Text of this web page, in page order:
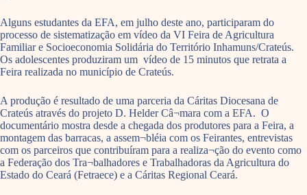
Alguns estudantes da EFA, em julho deste ano, participaram do
processo de sistematização em vídeo da VI Feira de Agricultura
Familiar e Socioeconomia Solidária do Território Inhamuns/Crateús.
Os adolescentes produziram um vídeo de 15 minutos que retrata a
Feira realizada no município de Crateús.
A produção é resultado de uma parceria da Cáritas Diocesana de
Crateús através do projeto D. Helder Câ¬mara com a EFA. O
documentário mostra desde a chegada dos produtores para a Feira, a
montagem das barracas, a assem¬bléia com os Feirantes, entrevistas
com os parceiros que contribuíram para a realiza¬ção do evento como
a Federação dos Tra¬balhadores e Trabalhadoras da Agricultura do
Estado do Ceará (Fetraece) e a Cáritas Regional Ceará.